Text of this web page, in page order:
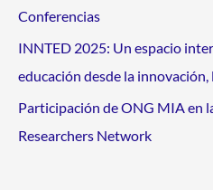
Conferencias
INNTED 2025: Un espacio
educación desde la
Participación de ONG MIA en
Researchers Network